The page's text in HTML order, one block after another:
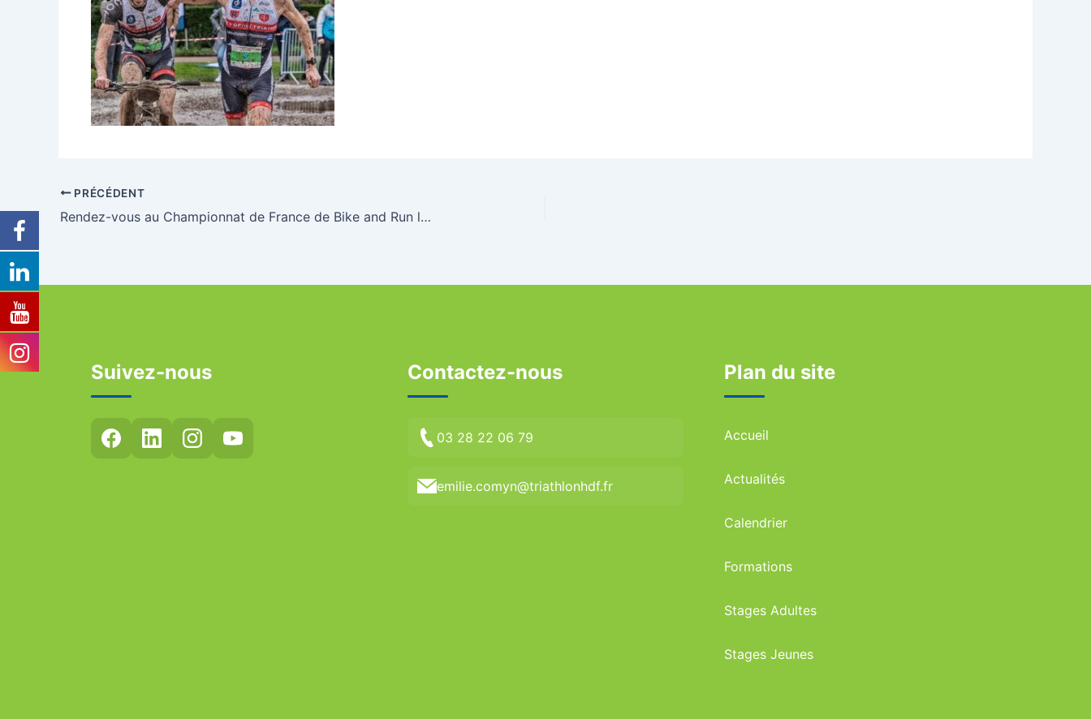
PRÉCÉDENT
Rendez-vous au Championnat de France de Bike and Run le 5 décembre prochain
Suivez-nous Contactez-nous
03 28 22 06 79
emilie.comyn@triathlonhdf.fr
Plan du site
Accueil
Actualités
Calendrier
Formations
Stages Adultes
Stages Jeunes